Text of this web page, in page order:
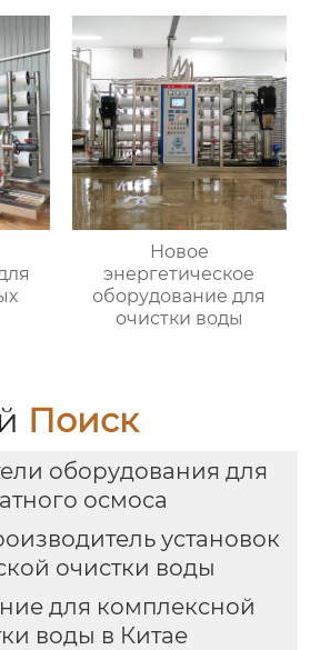
Новое
энергетическое
оборудование для
очистки воды
Поиск
оборудования для
осмоса
установок
очистки воды
для комплексной
воды в Китае